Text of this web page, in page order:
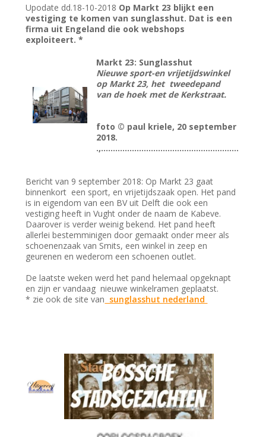
Upodate dd.18-10-2018 Op Markt 23 blijkt een
vestiging te komen van sunglasshut. Dat is een
firma uit Engeland die ook webshops
exploiteert. *
Markt 23: Sunglasshut
Nieuwe sport-en vrijetijdswinkel
op Markt 23, het tweedepand
van de hoek met de Kerkstraat.
foto © paul kriele, 20 september
2018.
.,..........................................................
Bericht van 9 september 2018: Op Markt 23 gaat
binnenkort een sport, en vrijetijdszaak open. Het pand
is in eigendom van een BV uit Delft die ook een
vestiging heeft in Vught onder de naam de Kabeve.
Daarover is verder weinig bekend. Het pand heeft
allerlei bestemminigen door gemaakt onder meer als
schoenenzaak van Smits, een winkel in zeep en
geurenen en wederom een schoenen outlet.
De laatste weken werd het pand helemaal opgeknapt
en zijn er vandaag nieuwe winkelramen geplaatst.
* zie ook de site van sunglasshut nederland